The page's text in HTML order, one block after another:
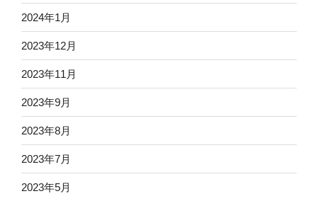
2024年1月
2023年12月
2023年11月
2023年9月
2023年8月
2023年7月
2023年5月